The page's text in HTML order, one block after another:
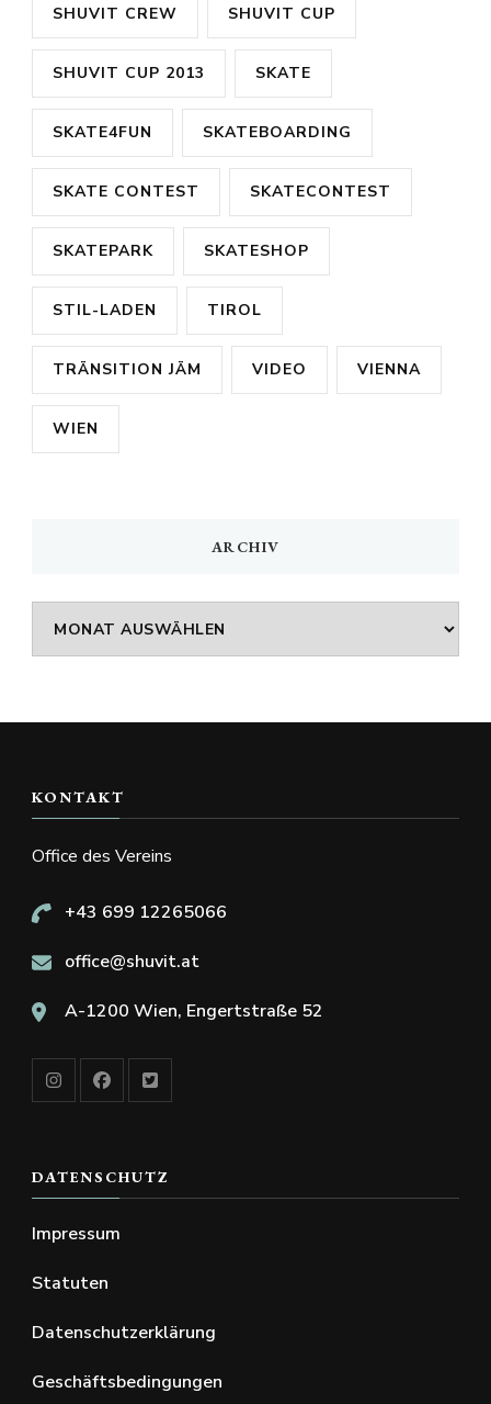
SHUVIT CREW SHUVIT CUP
SHUVIT CUP 2013 SKATE
SKATE4FUN SKATEBOARDING
SKATE CONTEST SKATECONTEST
SKATEPARK SKATESHOP
STIL-LADEN TIROL
TRÄNSITION JÄM VIDEO VIENNA
WIEN
ARCHIV
Archiv
KONTAKT
Office des Vereins
+43 699 12265066
office@shuvit.at
A-1200 Wien, Engertstraße 52
DATENSCHUTZ
Impressum
Statuten
Datenschutzerklärung
Geschäftsbedingungen